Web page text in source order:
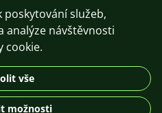
DE
poskytování služeb,
analýze návštěvnosti
cookie.
vše
možnosti